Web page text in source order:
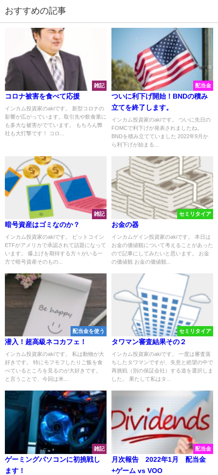
おすすめの記事
雑記
コロナ被害を食べて応援
インカム投資家のakiです。 新型コロナの
影響が広がっています。取引先や飲食業に
も多大な被害がでています。 もちろん弊
社も大打撃です！ コロ...
配当金
ついに利下げ開始！BNDの積み
立てを終了します。
インカム投資家のakiです。 ついに先日の
FOMCで利下げが発表されましたね。
BNDを積み立てていました 2022年9月か
ら利下げが始まる...
雑記
暗号資産はゴミなのか？
インカム投資家のakiです。 ビットコイン
ETFがアメリカで承認されて話題になって
います。 爆上げを期待する方々がいる一
方で暗号資産そのもの...
セミリタイア
お金の器
インカムゲイン投資家のakiです。 本日は
お金の価値観について考えることがあった
ので記事にしてみたいと思います。 お金
の価値観 お金の価値観...
配当金を使う
潜入！超高級ネコカフェ！
インカム投資家のakiです。 私は動物が大
好きです。 特にモフモフしたりご飯を食
べているところを見るのが大好きです。
と言うことで、今回は米...
セミリタイア
タワマン審査結果その２
インカム投資家のakiです。 一度は審査落
ちしたタワマンですが、失意と絶望の中で
再挑戦（別の保証会社）する道を選択しま
した。 果たして私はタ...
雑記
ゲーミングパソコンに初挑戦し
ます！
配当金
月次報告 2022年1月 配当金
+ゲーム vs VOO